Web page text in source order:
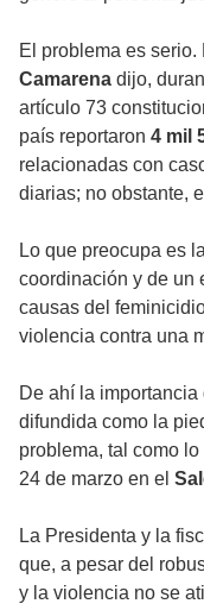
El problema es serio.
Camarena dijo,
artículo 73
país reportaron 4 mil
relacionadas con
diarias; no obstante,
Lo que preocupa es la
coordinación y de un
causas del
violencia contra una
De ahí la
difundida como la
problema, tal como
24 de marzo en el
La Presidenta y la
que, a pesar del
y la violencia no se